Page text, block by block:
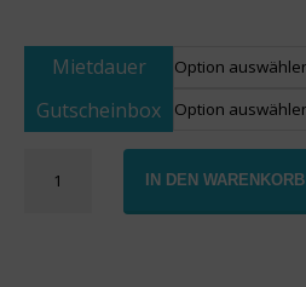
Mietdauer
Gutscheinbox
Porsche
IN DEN WARENKORB